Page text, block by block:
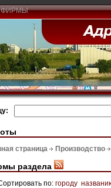
страница Производство
раздела
по: городу